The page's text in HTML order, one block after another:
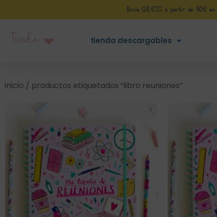
Envío GRATIS a partir de 50€ en
tienda descargables
inicio / productos etiquetados “libro reuniones”